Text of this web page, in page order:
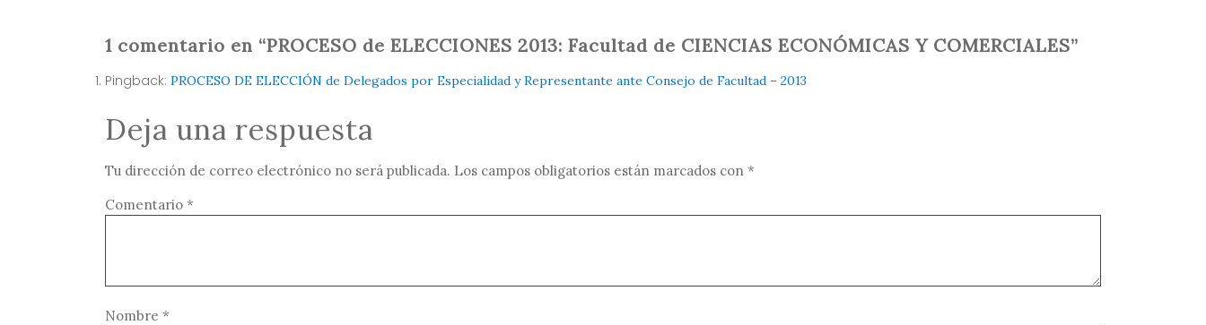
1 comentario en “PROCESO de ELECCIONES 2013: Facultad de CIENCIAS ECONÓMICAS Y COMERCIALES”
Pingback: PROCESO DE ELECCIÓN de Delegados por Especialidad y Representante ante Consejo de Facultad – 2013
Deja una respuesta
Tu dirección de correo electrónico no será publicada. Los campos obligatorios están marcados con *
Comentario *
Nombre *